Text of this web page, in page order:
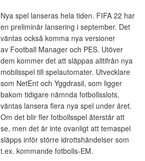
Nya spel lanseras hela tiden. FIFA 22 har
en preliminär lansering i september. Det
väntas också komma nya versioner
av Football Manager och PES. Utöver
dem kommer det att släppas alltifrån nya
mobilsspel till spelautomater. Utvecklare
som NetEnt och Yggdrasil, som ligger
bakom tidigare nämnda fotbollsslots,
väntas lansera flera nya spel under året.
Om det blir fler fotbollsspel återstår att
se, men det är inte ovanligt att temaspel
släpps inför större idrottshändelser som
t.ex. kommande fotbolls-EM.